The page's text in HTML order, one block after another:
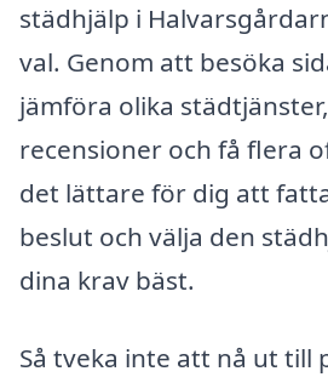
städhjälp i
val. Genom att besöka
jämföra olika
recensioner och få flera
det lättare för dig att
beslut och välja den
dina krav bäst.
Så tveka inte att nå ut till